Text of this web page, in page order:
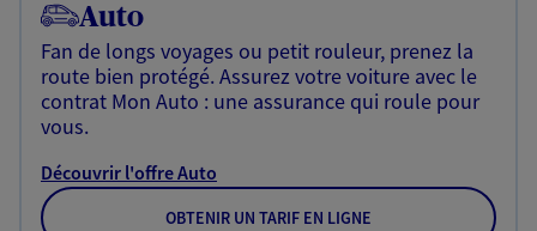
Auto
Fan de longs voyages ou petit rouleur, prenez la
route bien protégé. Assurez votre voiture avec le
contrat Mon Auto : une assurance qui roule pour
vous.
Découvrir l'offre Auto
OBTENIR UN TARIF EN LIGNE